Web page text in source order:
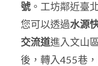
號 。工坊鄰近臺
您可以透過水源
交流道進入文山
後，轉入455巷